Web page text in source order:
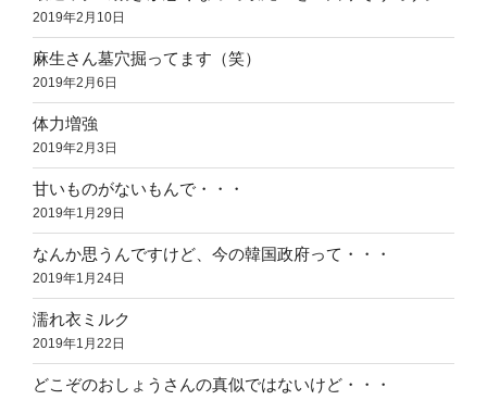
2019年2月10日
麻生さん墓穴掘ってます（笑）
2019年2月6日
体力増強
2019年2月3日
甘いものがないもんで・・・
2019年1月29日
なんか思うんですけど、今の韓国政府って・・・
2019年1月24日
濡れ衣ミルク
2019年1月22日
どこぞのおしょうさんの真似ではないけど・・・